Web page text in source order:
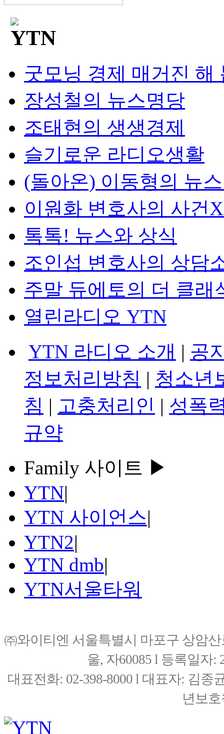
굿모닝 경제 매거진 해
장성철의 뉴스명당
조태현의 생생경제
슬기로운 라디오생활
(돌아온) 이동형의 뉴
이원화 변호사의 사건
톡톡! 뉴스와 상식
조인섭 변호사의 상담
주말 듀에토의 더 클래
열린라디오 YTN
YTN 라디오 소개 | 공
정보처리방침 | 청소년
침 | 고충처리인 | 성폭
규약
Family 사이트 ▶
YTN|
YTN 사이언스|
YTN2|
YTN dmb|
YTN서울타워
㈜와이티엔 서울특별시 마포구 상암
울, 자60085 l 등록일자:
대표전화: 02-398-8000 l 대표자: 김종
년보